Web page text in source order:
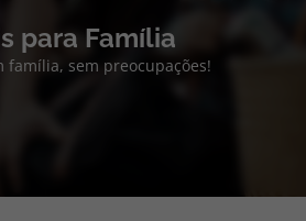
para Família
família, sem preocupações!